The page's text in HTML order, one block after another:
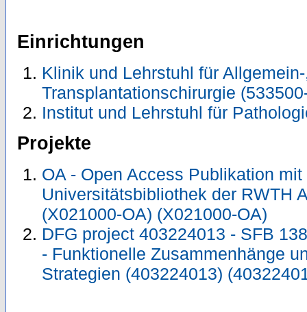
Einrichtungen
Klinik und Lehrstuhl für
Transplantationschirurgie
Institut und Lehrstuhl für
Projekte
OA - Open Access Publikation
Universitätsbibliothek der RWTH
(X021000-OA) (X021000-OA)
DFG project 403224013 - SFB
- Funktionelle Zusammenhänge
Strategien (403224013)